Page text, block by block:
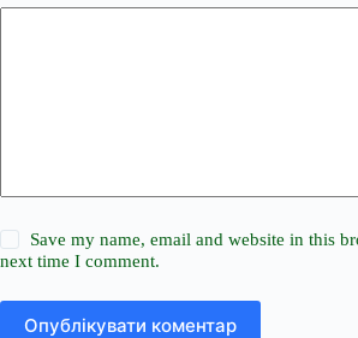
Save my name, email and website in this
next time I comment.
Опублікувати коментар